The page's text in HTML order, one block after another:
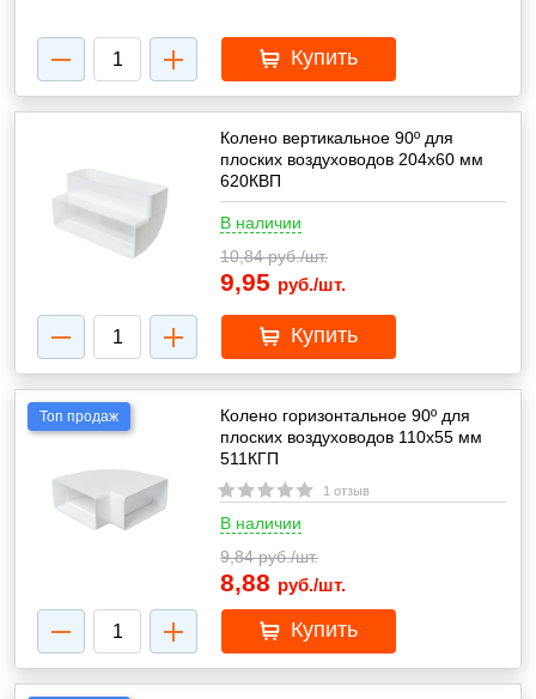
Купить
Колено вертикальное 90º для
плоских воздуховодов 204х60 мм
620КВП
В наличии
10,84руб./шт.
9,95 руб./шт.
Купить
Топ продаж
Колено горизонтальное 90º для
плоских воздуховодов 110х55 мм
511КГП
1 отзыв
В наличии
9,84руб./шт.
8,88 руб./шт.
Купить